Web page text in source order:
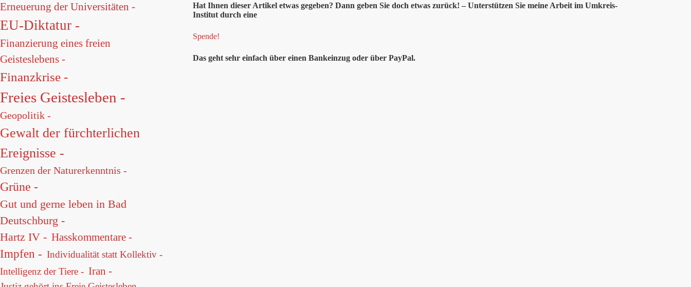
Hat Ihnen dieser Artikel etwas gegeben? Dann geben Sie doch etwas zurück! – Unterstützen Sie meine Arbeit im Umkreis-
Institut durch eine
Spende!
Das geht sehr einfach über einen Bankeinzug oder über PayPal.
Erneuerung der Universitäten -
EU-Diktatur -
Finanzierung eines freien
Geisteslebens -
Finanzkrise -
Freies Geistesleben -
Geopolitik -
Gewalt der fürchterlichen
Ereignisse -
Grenzen der Naturerkenntnis -
Grüne -
Gut und gerne leben in Bad
Deutschburg -
Hartz IV - Hasskommentare -
Impfen - Individualität statt Kollektiv -
Intelligenz der Tiere - Iran -